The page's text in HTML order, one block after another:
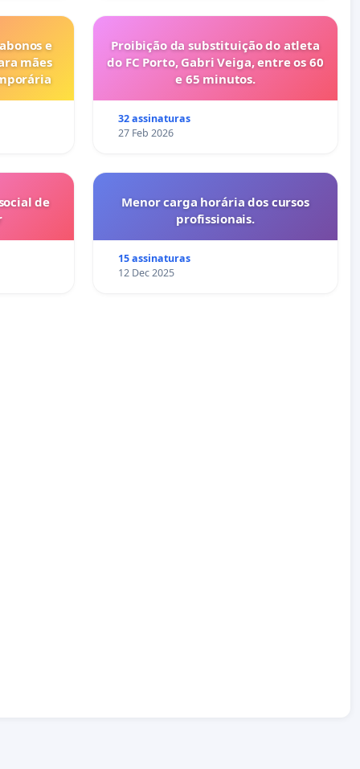
e
mães
Proibição da substituição do atleta
do FC Porto, Gabri Veiga, entre os 60
e 65 minutos.
32 assinaturas
27 Feb 2026
de
Menor carga horária dos cursos
profissionais.
15 assinaturas
12 Dec 2025